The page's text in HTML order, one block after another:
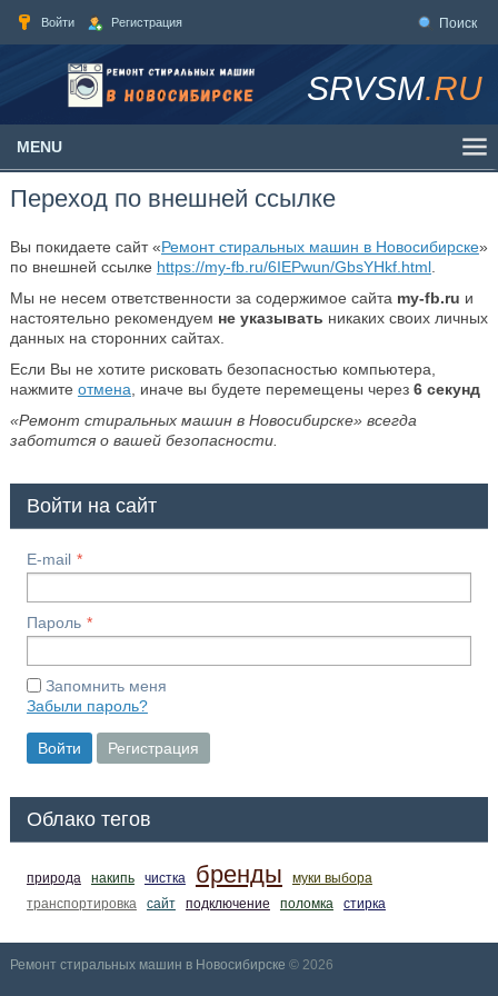
Войти Регистрация Поиск
SRVSM.RU
MENU
Переход по внешней ссылке
Вы покидаете сайт «Ремонт стиральных машин в Новосибирске»
по внешней ссылке https://my-fb.ru/6IEPwun/GbsYHkf.html.
Мы не несем ответственности за содержимое сайта my-fb.ru и
настоятельно рекомендуем не указывать никаких своих личных
данных на сторонних сайтах.
Если Вы не хотите рисковать безопасностью компьютера,
нажмите отмена , иначе вы будете перемещены через 6секунд
«Ремонт стиральных машин в Новосибирске» всегда
заботится о вашей безопасности.
Войти на сайт
E-mail
Пароль
Запомнить меня
Забыли пароль?
Войти Регистрация
Облако тегов
природа накипь чистка бренды
муки выбора
транспортировка
сайт подключение поломка стирка
Ремонт стиральных машин в Новосибирске © 2026